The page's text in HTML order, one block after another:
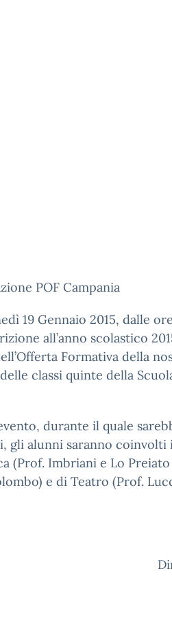
Ai
c.
POF Campania
19 Gennaio 2015, dalle
all’anno scolastico
Formativa della
classi quinte della
durante il quale
gli alunni saranno coinvolti
(Prof. Imbriani e Lo Preiato
e di Teatro (Prof.